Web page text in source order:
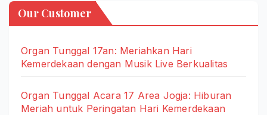
Our Customer
Organ Tunggal 17an: Meriahkan Hari
Kemerdekaan dengan Musik Live Berkualitas
Organ Tunggal Acara 17 Area Jogja: Hiburan
Meriah untuk Peringatan Hari Kemerdekaan